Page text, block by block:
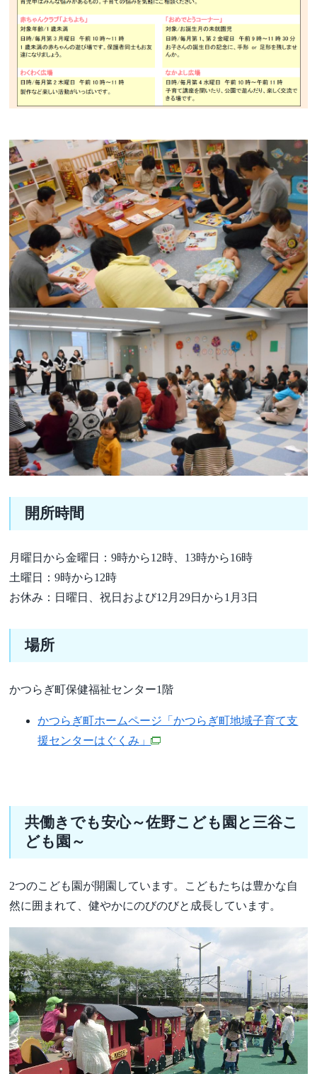
開所時間
月曜日から金曜日：9時から12時、13時から16時
土曜日：9時から12時
お休み：日曜日、祝日および12月29日から1月3日
場所
かつらぎ町保健福祉センター1階
かつらぎ町ホームページ「かつらぎ町地域子育て支
援センターはぐくみ」
共働きでも安心～佐野こども園と三谷こ
ども園～
2つのこども園が開園しています。こどもたちは豊かな自
然に囲まれて、健やかにのびのびと成長しています。